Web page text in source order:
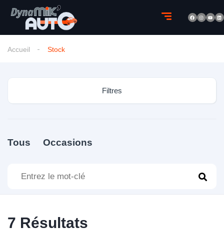
Accueil Stock
Filtres
Tous Occasions
7 Résultats